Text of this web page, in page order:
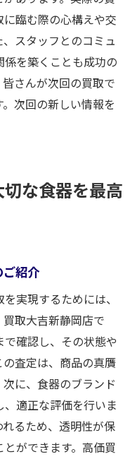
臨む際の心構えや交
スタッフとのコミュ
を築くことも成功の
さんが次回の買取で
次回の新しい情報を
な食器を最高
紹介
実現するためには、
取大吉新静岡店で
確認し、その状態や
査定は、商品の真贋
に、食器のブランド
適正な評価を行いま
るため、透明性が保
ができます。高価買